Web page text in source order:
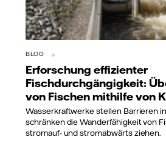
BLOG
Erforschung effizienter
Fischdurchgängigkeit:
von Fischen mithilfe von
Wasserkraftwerke stellen Barrieren
schränken die Wanderfähigkeit von
stromauf- und stromabwärts ziehen.